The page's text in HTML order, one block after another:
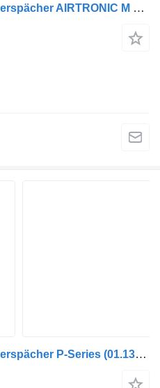
Riscaldatore autonomo Eberspächer AIRTRONIC M D4S 81619006410 per trattore stradale MAN
Riscaldatore autonomo Eberspächer P-Series (01.13-) 252435 per trattore stradale Scania P,G,R,T-series (2004-2017)